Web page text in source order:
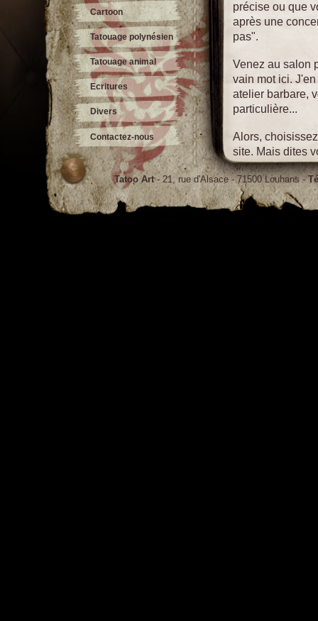
Cartoon
Tatouage polynésien
Tatouage animal
Ecritures
Divers
Contactez-nous
précise ou que
après une
pas".
Venez au salon
vain mot ici.
atelier barbare,
particulière...
Alors,
site. Mais dites
unique. Prenez
Tatoo Art- 21, rue d'Alsace - 71500 Louhans -